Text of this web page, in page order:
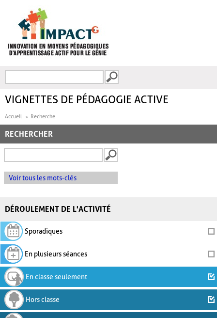
FORMULAIRE DE
VIGNETTES DE PÉDAGOGIE ACTIVE
Accueil Recherche
RECHERCHER
Voir tous les mots-clés
DÉROULEMENT DE L'ACTIVITÉ
Sporadiques
En plusieurs séances
En classe seulement
Hors classe